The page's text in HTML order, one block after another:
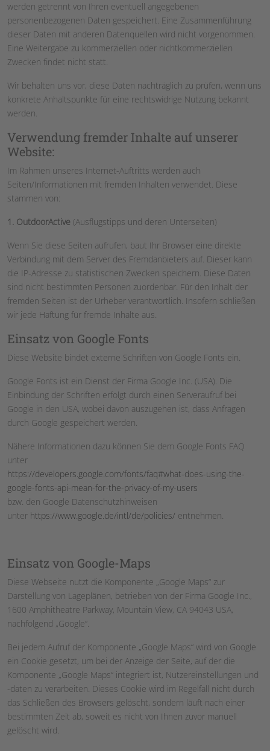
werden getrennt von Ihren eventuell angegebenen
personenbezogenen Daten gespeichert. Eine Zusammenführung
dieser Daten mit anderen Datenquellen wird nicht vorgenommen.
Eine Weitergabe zu kommerziellen oder nichtkommerziellen
Zwecken findet nicht statt.
Wir behalten uns vor, diese Daten nachträglich zu prüfen, wenn uns
konkrete Anhaltspunkte für eine rechtswidrige Nutzung bekannt
werden.
Verwendung fremder Inhalte auf unserer
Website:
Im Rahmen unseres Internet-Auftritts werden auch
Seiten/Informationen mit fremden Inhalten verwendet. Diese
stammen von:
1. OutdoorActive (Ausflugstipps und deren Unterseiten)
Wenn Sie diese Seiten aufrufen, baut Ihr Browser eine direkte
Verbindung mit dem Server des Fremdanbieters auf. Dieser kann
die IP-Adresse zu statistischen Zwecken speichern. Diese Daten
sind nicht bestimmten Personen zuordenbar. Für den Inhalt der
fremden Seiten ist der Urheber verantwortlich. Insofern schließen
wir jede Haftung für fremde Inhalte aus.
Einsatz von Google Fonts
Diese Website bindet externe Schriften von Google Fonts ein.
Google Fonts ist ein Dienst der Firma Google Inc. (USA). Die
Einbindung der Schriften erfolgt durch einen Serveraufruf bei
Google in den USA, wobei davon auszugehen ist, dass Anfragen
durch Google gespeichert werden.
Nähere Informationen dazu können Sie dem Google Fonts FAQ
unter
https://developers.google.com/fonts/faq#what-does-using-the-
google-fonts-api-mean-for-the-privacy-of-my-users
bzw. den Google Datenschutzhinweisen
unter https://www.google.de/intl/de/policies/ entnehmen.
Einsatz von Google-Maps
Diese Webseite nutzt die Komponente „Google Maps“ zur
Darstellung von Lageplänen, betrieben von der Firma Google Inc.,
1600 Amphitheatre Parkway, Mountain View, CA 94043 USA,
nachfolgend „Google“.
Bei jedem Aufruf der Komponente „Google Maps“ wird von Google
ein Cookie gesetzt, um bei der Anzeige der Seite, auf der die
Komponente „Google Maps“ integriert ist, Nutzereinstellungen und
-daten zu verarbeiten. Dieses Cookie wird im Regelfall nicht durch
das Schließen des Browsers gelöscht, sondern läuft nach einer
bestimmten Zeit ab, soweit es nicht von Ihnen zuvor manuell
gelöscht wird.